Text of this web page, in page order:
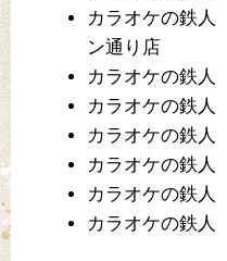
カラオケの鉄
ン通り店
カラオケの鉄
カラオケの鉄
カラオケの鉄
カラオケの鉄
カラオケの鉄
カラオケの鉄